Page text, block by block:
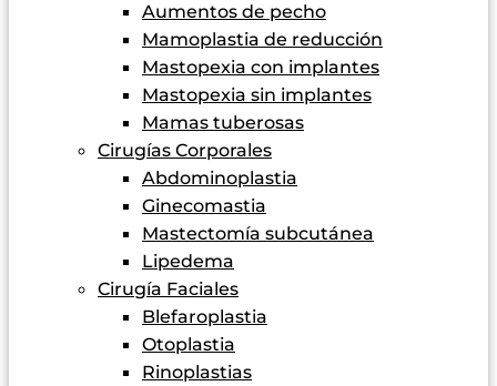
Aumentos de pecho
Mamoplastia de reducción
Mastopexia con implantes
Mastopexia sin implantes
Mamas tuberosas
Cirugías Corporales
Abdominoplastia
Ginecomastia
Mastectomía subcutánea
Lipedema
Cirugía Faciales
Blefaroplastia
Otoplastia
Rinoplastias